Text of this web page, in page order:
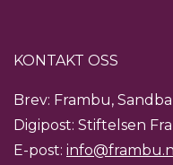
KONTAKT OSS
Brev: Frambu,
Digipost: Stiftelsen
E-post: